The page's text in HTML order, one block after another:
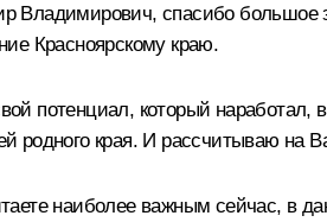
Владимирович, спасибо большое
Красноярскому краю.
потенциал, который
родного края. И рассчитываю на
наиболее важным сейчас, в